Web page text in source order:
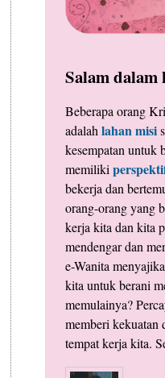
Salam
Beberapa orang
adalah lahan misi
kesempatan untuk
memiliki
bekerja dan
orang-orang yang
kerja kita dan kita
mendengar dan
e-Wanita
kita untuk berani
memulainya?
memberi kekuatan
tempat kerja kita.